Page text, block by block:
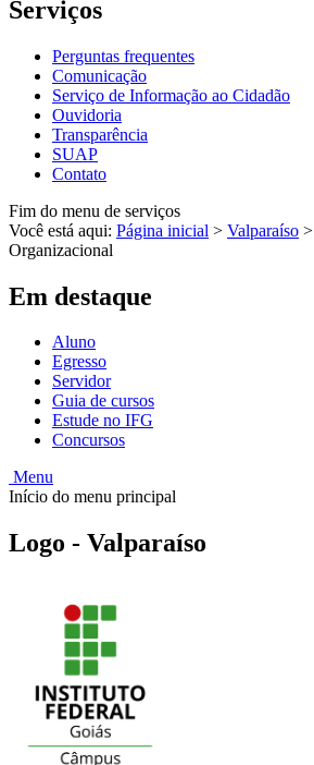
Serviços
Perguntas frequentes
Comunicação
Serviço de Informação ao Cidadão
Ouvidoria
Transparência
SUAP
Contato
Fim do menu de serviços
Você está aqui: Página inicial > Valparaíso >
Organizacional
Em destaque
Aluno
Egresso
Servidor
Guia de cursos
Estude no IFG
Concursos
Menu
Início do menu principal
Logo - Valparaíso